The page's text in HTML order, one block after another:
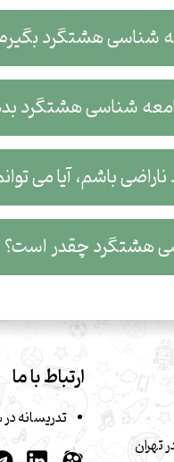
هشتگرد
شناسی هشتگرد
باشم، آیا می
هشتگرد چقدر است؟
ارتباط با ما
تدریسانه